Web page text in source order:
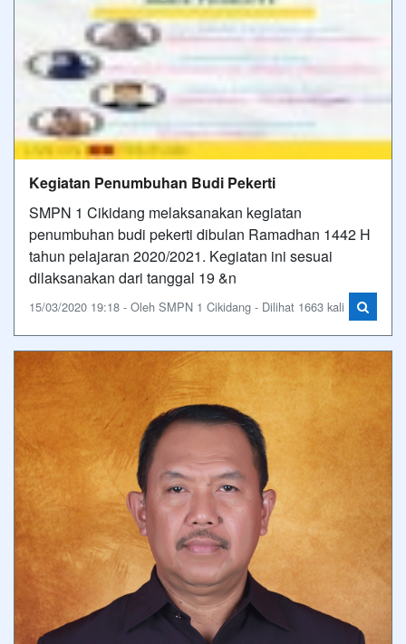
Kegiatan Penumbuhan Budi Pekerti
SMPN 1 Cikidang melaksanakan kegiatan
penumbuhan budi pekerti dibulan Ramadhan 1442 H
tahun pelajaran 2020/2021. Kegiatan ini sesuai
dilaksanakan dari tanggal 19 &n
15/03/2020 19:18 - Oleh SMPN 1 Cikidang - Dilihat 1663 kali